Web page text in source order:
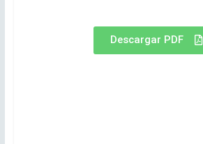
Descargar PDF